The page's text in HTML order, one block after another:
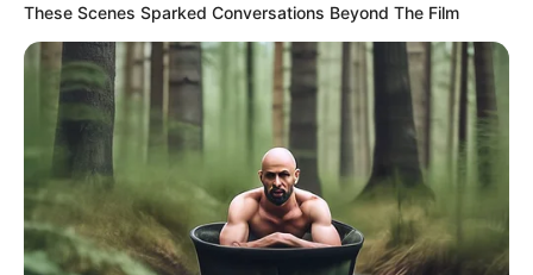
Señales de alerta
RELACIONES
SENTIMENTALES
Alina Lozano le seguirá
'pegando al peluche' con
Jim Velásquez pese a que
terminaron
These Scenes Sparked Conversations Beyond The Film